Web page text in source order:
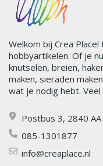
Welkom bij Crea
hobbyartikelen. Of je
knutselen, breien,
maken, sieraden
wat je nodig hebt.
Postbus 3, 2840
085-1301877
info@creaplace.nl